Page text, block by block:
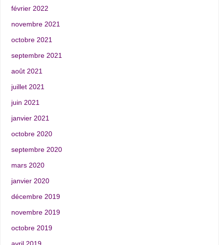
février 2022
novembre 2021
octobre 2021
septembre 2021
août 2021
juillet 2021
juin 2021
janvier 2021
octobre 2020
septembre 2020
mars 2020
janvier 2020
décembre 2019
novembre 2019
octobre 2019